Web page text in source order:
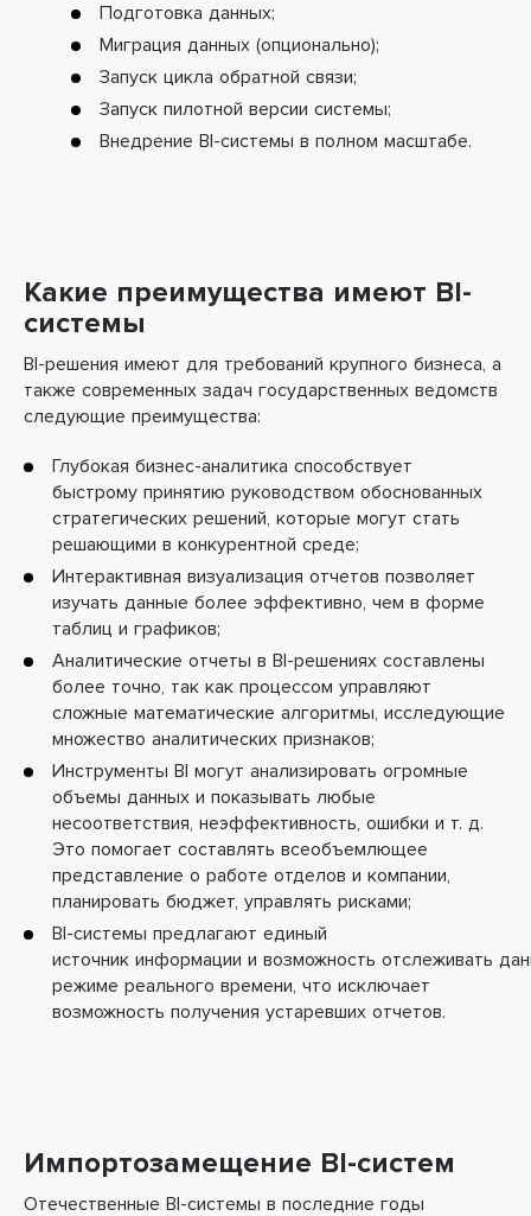
Подготовка данных;
Миграция данных (опционально);
Запуск цикла обратной связи;
Запуск пилотной версии системы;
Внедрение BI-системы в полном масштабе.
Какие преимущества имеют BI-
системы
BI-решения имеют для требований крупного бизнеса, а
также современных задач государственных ведомств
следующие преимущества:
Глубокая бизнес-аналитика способствует
быстрому принятию руководством обоснованных
стратегических решений, которые могут стать
решающими в конкурентной среде;
Интерактивная визуализация отчетов позволяет
изучать данные более эффективно, чем в форме
таблиц и графиков;
Аналитические отчеты в BI-решениях составлены
более точно, так как процессом управляют
сложные математические алгоритмы, исследующие
множество аналитических признаков;
Инструменты BI могут анализировать огромные
объемы данных и показывать любые
несоответствия, неэффективность, ошибки и т. д.
Это помогает составлять всеобъемлющее
представление о работе отделов и компании,
планировать бюджет, управлять рисками;
BI-системы предлагают единый
источник информации и возможность отслеживать
режиме реального времени, что исключает
возможность получения устаревших отчетов.
Импортозамещение BI-систем
Отечественные BI-системы в последние годы